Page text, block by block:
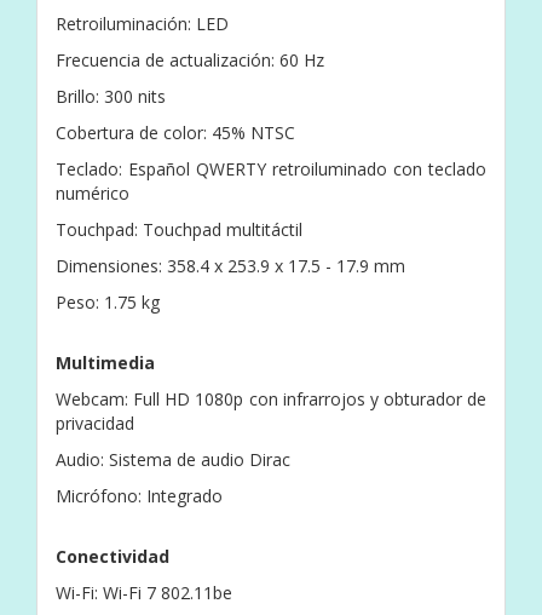
Retroiluminación: LED
Frecuencia de actualización: 60 Hz
Brillo: 300 nits
Cobertura de color: 45% NTSC
Teclado: Español QWERTY retroiluminado con teclado
numérico
Touchpad: Touchpad multitáctil
Dimensiones: 358.4 x 253.9 x 17.5 - 17.9 mm
Peso: 1.75 kg
Multimedia
Webcam: Full HD 1080p con infrarrojos y obturador de
privacidad
Audio: Sistema de audio Dirac
Micrófono: Integrado
Conectividad
Wi-Fi: Wi-Fi 7 802.11be